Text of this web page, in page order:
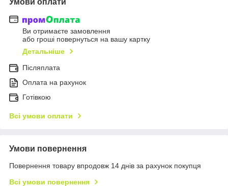
Ви отримаєте замовлення
або гроші повернуться на вашу картку
Детальніше
Післяплата
Оплата на рахунок
Готівкою
Всі умови оплати
Умови повернення
Повернення товару впродовж 14 днів за рахунок покупця
Всі умови повернення